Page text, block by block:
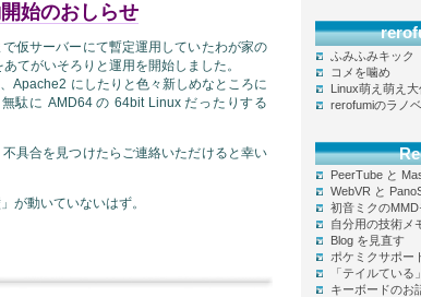
始のおしらせ
仮サーバーにて暫定運用していたわが家の
てがいそろりと運用を開始しました。
Apache2 にしたりと色々新しめなところに
駄に AMD64 の 64bit Linux だったりする
具合を見つけたらご連絡いただけると幸い
が動いていないはず。
ふみふみキック
コメを噛め
Linux萌え萌え
rerofumiのラノ
PeerTube と
WebVR と
初音ミクの
自分用の技術メ
Blog を見直す
ポケミクサポー
「テイルている
キーボードのお